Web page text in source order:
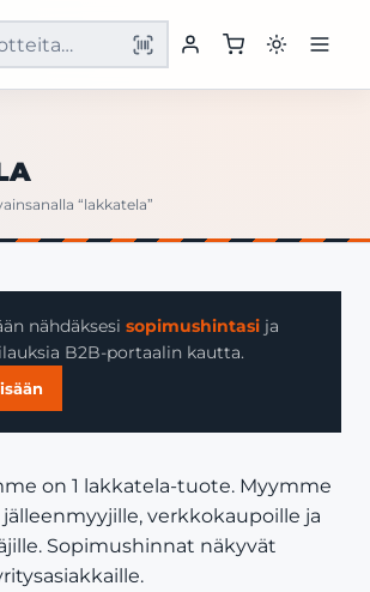
“lakkatela”
nähdäksesi sopimushintasi ja
B2B-portaalin kautta.
on 1 lakkatela-tuote. Myymme
verkkokaupoille ja
Sopimushinnat näkyvät